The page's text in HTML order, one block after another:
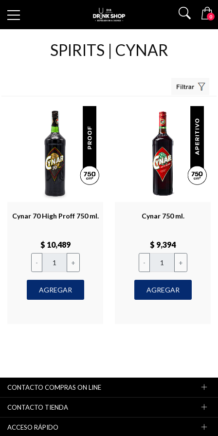
0
SPIRITS | CYNAR
Cynar 70 High Proff 750 ml.
$ 10,489
- +
AGREGAR
Cynar 750 ml.
$ 9,394
- +
AGREGAR
CONTACTO COMPRAS ON LINE
CONTACTO TIENDA
ACCESO RÁPIDO